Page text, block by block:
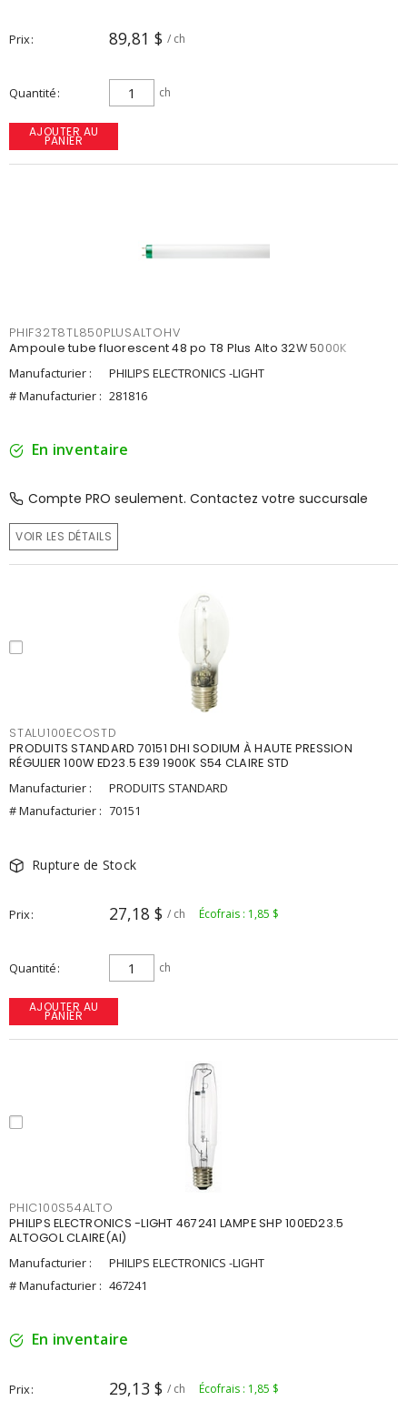
Prix 89,81 $ / ch
Quantité ch
AJOUTER AU
PANIER
PHIF32T8TL850PLUSALTOHV
Ampoule tube fluorescent 48 po T8 Plus Alto 32W 5000K
Manufacturier :
PHILIPS ELECTRONICS -LIGHT
# Manufacturier : 281816
En inventaire
Compte PRO seulement. Contactez votre succursale
VOIR LES DÉTAILS
STALU100ECOSTD
PRODUITS STANDARD 70151 DHI SODIUM À HAUTE PRESSION
RÉGULIER 100W ED23.5 E39 1900K S54 CLAIRE STD
Manufacturier :
PRODUITS STANDARD
# Manufacturier : 70151
Rupture de Stock
Prix 27,18 $ / ch Écofrais : 1,85 $
Quantité ch
AJOUTER AU
PANIER
PHIC100S54ALTO
PHILIPS ELECTRONICS -LIGHT 467241 LAMPE SHP 100ED23.5
ALTOGOL CLAIRE(AI)
Manufacturier :
PHILIPS ELECTRONICS -LIGHT
# Manufacturier : 467241
En inventaire
Prix 29,13 $ / ch Écofrais : 1,85 $